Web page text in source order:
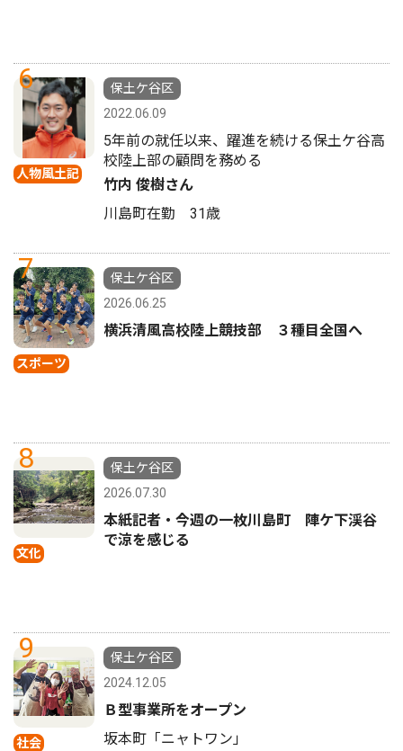
6
人物風土記
保土ケ谷区
2022.06.09
5年前の就任以来、躍進を続ける保土ケ谷高
校陸上部の顧問を務める
竹内 俊樹さん
川島町在勤 31歳
7
スポーツ
保土ケ谷区
2026.06.25
横浜清風高校陸上競技部 ３種目全国へ
8
文化
保土ケ谷区
2026.07.30
本紙記者・今週の一枚川島町 陣ケ下渓谷
で涼を感じる
9
社会
保土ケ谷区
2024.12.05
Ｂ型事業所をオープン
坂本町「ニャトワン」